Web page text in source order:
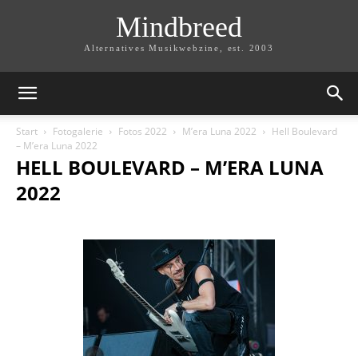
Mindbreed
Alternatives Musikwebzine, est. 2003
Start Fotogalerie Fotos 2022 M’era Luna 2022
Hell Boulevard
– M’era Luna 2022
HELL BOULEVARD – M’ERA LUNA
2022